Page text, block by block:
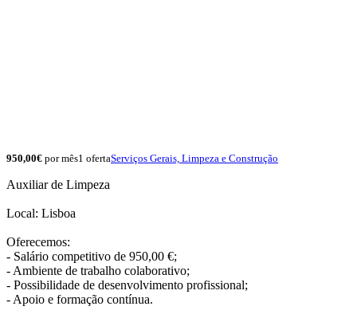
950,00€ por mês1 ofertaServiços Gerais, Limpeza e Construção
Auxiliar de Limpeza
Local: Lisboa
Oferecemos:
- Salário competitivo de 950,00 €;
- Ambiente de trabalho colaborativo;
- Possibilidade de desenvolvimento profissional;
- Apoio e formação contínua.